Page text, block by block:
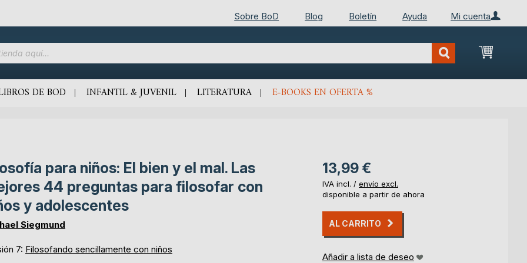
Mi cuenta
Sobre BoD Blog Boletín Ayuda
Mi
DE BOD INFANTIL & JUVENIL LITERATURA E-BOOKS EN OFERTA %
para niños: El bien y el mal. Las
44 preguntas para filosofar con
y adolescentes
Siegmund
7: Filosofando sencillamente con niños
13,99 €
IVA incl. / envío excl.
disponible a partir de ahora
AL CARRITO
Añadir a lista de deseo